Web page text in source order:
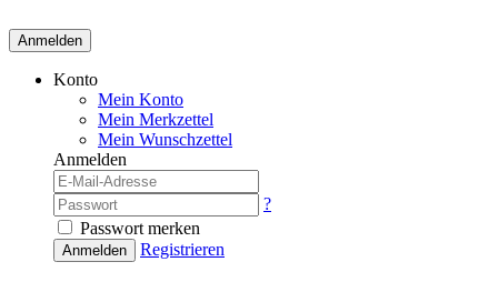
Anmelden
Konto
Mein Konto
Mein Merkzettel
Mein Wunschzettel
Anmelden
?
Passwort merken
Anmelden Registrieren